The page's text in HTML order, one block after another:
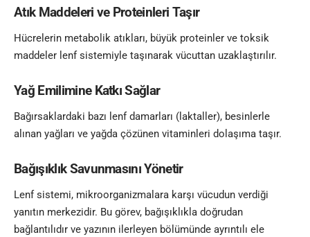
Atık Maddeleri ve Proteinleri Taşır
Hücrelerin metabolik atıkları, büyük proteinler ve toksik
maddeler lenf sistemiyle taşınarak vücuttan uzaklaştırılır.
Yağ Emilimine Katkı Sağlar
Bağırsaklardaki bazı lenf damarları (laktaller), besinlerle
alınan yağları ve yağda çözünen vitaminleri dolaşıma taşır.
Bağışıklık Savunmasını Yönetir
Lenf sistemi, mikroorganizmalara karşı vücudun verdiği
yanıtın merkezidir. Bu görev, bağışıklıkla doğrudan
bağlantılıdır ve yazının ilerleyen bölümünde ayrıntılı ele